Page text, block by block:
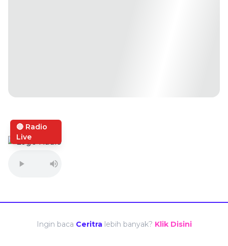
🔴 Radio
Live
Ingin baca Ceritra lebih banyak? Klik Disini